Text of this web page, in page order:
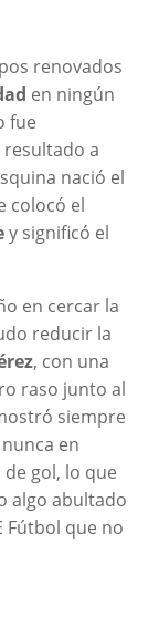
renovados
en ningún
fue
a
nació el
colocó el
y significó el
en cercar la
reducir la
, con una
raso junto al
siempre
en
gol, lo que
algo abultado
Fútbol que no